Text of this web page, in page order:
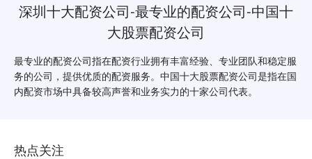
深圳十大配资公司-最专业的配资公司-中国十
大股票配资公司
最专业的配资公司指在配资行业拥有丰富经验、专业团队和稳定服
务的公司，提供优质的配资服务。中国十大股票配资公司是指在国
内配资市场中具备较高声誉和业务实力的十家公司代表。
热点关注